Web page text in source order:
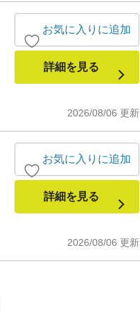
2026/08/06 更新
お気に入りに追加
詳細を見る
2026/08/06 更新
お気に入りに追加
詳細を見る